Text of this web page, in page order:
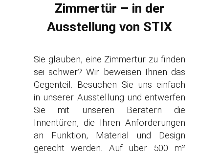
Zimmertür – in der
Ausstellung von STIX
Sie glauben, eine Zimmertür zu finden
sei schwer? Wir beweisen Ihnen das
Gegenteil. Besuchen Sie uns einfach
in unserer Ausstellung und entwerfen
Sie mit unseren Beratern die
Innentüren, die Ihren Anforderungen
an Funktion, Material und Design
gerecht werden. Auf über 500 m²